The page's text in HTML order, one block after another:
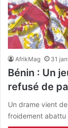
AfrikMag 31
Bénin : Un
refusé de
Un drame vient
froidement abattu